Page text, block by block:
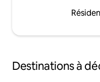
Destinations à